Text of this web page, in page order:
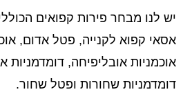
יש לנו מבחר פירות קפואים
אסאי קפוא לקנייה, פטל אדום,
אוכמניות אובליפיחה, דומדמניות
דומדמניות שחורות ופטל שחור.